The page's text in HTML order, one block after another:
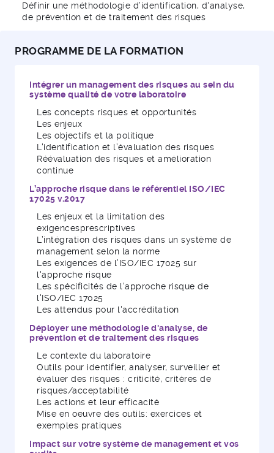
Définir une méthodologie d’identification, d'analyse,
de prévention et de traitement des risques
PROGRAMME DE LA FORMATION
Intégrer un management des risques au sein du
système qualité de votre laboratoire
Les concepts risques et opportunités
Les enjeux
Les objectifs et la politique
L'identification et l’évaluation des risques
Réévaluation des risques et amélioration
continue
L’approche risque dans le référentiel ISO/IEC
17025 v.2017
Les enjeux et la limitation des
exigencesprescriptives
L’intégration des risques dans un système de
management selon la norme
Les exigences de l’ISO/IEC 17025 sur
l'approche risque
Les spécificités de l'approche risque de
l'ISO/IEC 17025
Les attendus pour l'accréditation
Déployer une méthodologie d'analyse, de
prévention et de traitement des risques
Le contexte du laboratoire
Outils pour identifier, analyser, surveiller et
évaluer des risques : criticité, critères de
risques/acceptabilité
Les actions et leur efficacité
Mise en oeuvre des outils: exercices et
exemples pratiques
Impact sur votre système de management et vos